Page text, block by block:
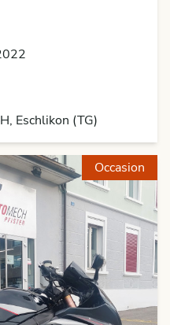
Eschlikon (TG)
Occasion